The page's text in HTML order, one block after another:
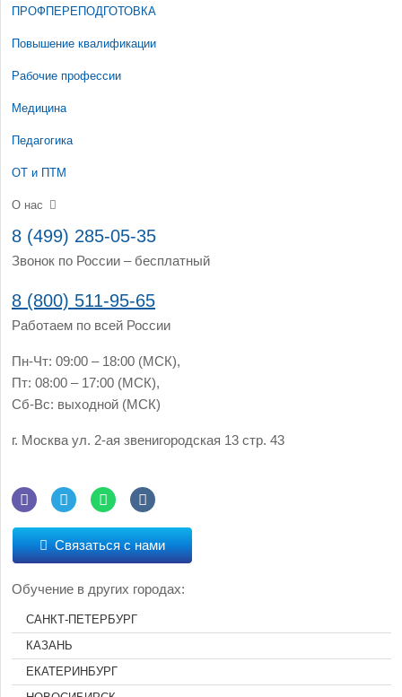
ПРОФПЕРЕПОДГОТОВКА
Повышение квалификации
Рабочие профессии
Медицина
Педагогика
ОТ и ПТМ
О нас
8 (499) 285-05-35
Звонок по России – бесплатный
8 (800) 511-95-65
Работаем по всей России
Пн-Чт: 09:00 – 18:00 (МСК),
Пт: 08:00 – 17:00 (МСК),
Сб-Вс: выходной (МСК)
г. Москва ул. 2-ая звенигородская 13 стр. 43
Связаться с нами
Обучение в других городах:
САНКТ-ПЕТЕРБУРГ
КАЗАНЬ
ЕКАТЕРИНБУРГ